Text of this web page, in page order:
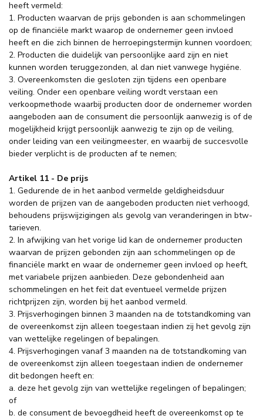
heeft vermeld:
1. Producten waarvan de prijs gebonden is aan schommelingen
op de financiële markt waarop de ondernemer geen invloed
heeft en die zich binnen de herroepingstermijn kunnen voordoen;
2. Producten die duidelijk van persoonlijke aard zijn en niet
kunnen worden teruggezonden, al dan niet vanwege hygiëne.
3. Overeenkomsten die gesloten zijn tijdens een openbare
veiling. Onder een openbare veiling wordt verstaan een
verkoopmethode waarbij producten door de ondernemer worden
aangeboden aan de consument die persoonlijk aanwezig is of de
mogelijkheid krijgt persoonlijk aanwezig te zijn op de veiling,
onder leiding van een veilingmeester, en waarbij de succesvolle
bieder verplicht is de producten af te nemen;
Artikel 11 - De prijs
1. Gedurende de in het aanbod vermelde geldigheidsduur
worden de prijzen van de aangeboden producten niet verhoogd,
behoudens prijswijzigingen als gevolg van veranderingen in btw-
tarieven.
2. In afwijking van het vorige lid kan de ondernemer producten
waarvan de prijzen gebonden zijn aan schommelingen op de
financiële markt en waar de ondernemer geen invloed op heeft,
met variabele prijzen aanbieden. Deze gebondenheid aan
schommelingen en het feit dat eventueel vermelde prijzen
richtprijzen zijn, worden bij het aanbod vermeld.
3. Prijsverhogingen binnen 3 maanden na de totstandkoming van
de overeenkomst zijn alleen toegestaan indien zij het gevolg zijn
van wettelijke regelingen of bepalingen.
4. Prijsverhogingen vanaf 3 maanden na de totstandkoming van
de overeenkomst zijn alleen toegestaan indien de ondernemer
dit bedongen heeft en:
a. deze het gevolg zijn van wettelijke regelingen of bepalingen;
of
b. de consument de bevoegdheid heeft de overeenkomst op te